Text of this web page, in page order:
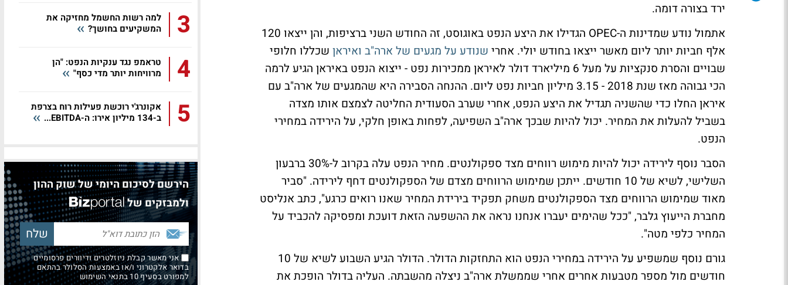
ירד בצורה דומה.
אתמול נודע שמדינות ה-OPEC הגדילו את היצע הנפט באוגוסט, זה החודש השני ברציפות, והן ייצאו 120
אלף חביות יותר ליום מאשר ייצאו בחודש יולי. אחרי שנודע על מגעים של ארה"ב ואיראן שכללו חלופי
שבויים והסרת סנקציות על מעל 6 מיליארד דולר לאיראן ממכירות נפט - ייצוא הנפט באיראן הגיע לרמה
הכי גבוהה מאז שנת 2018 - 3.15 מיליון חביות נפט ליום. ההנחה הסבירה היא שהמגעים של ארה"ב עם
איראן החלו כדי שהשניה תגדיל את היצע הנפט, אחרי שערב הסעודית החליטה לצמצם אותו מצדה
בשביל להעלות את המחיר. יכול להיות שבכך ארה"ב השפיעה, לפחות באופן חלקי, על הירידה במחירי
הנפט.
הסבר נוסף לירידה יכול להיות מימוש רווחים מצד ספקולנטים. מחיר הנפט עלה בקרוב ל-30% ברבעון
השלישי, לשיא של 10 חודשים. ייתכן שמימוש הרווחים מצדם של הספקולנטים דחף לירידה. "סביר
מאוד שמימוש הרווחים מצד הספקולנטים משחק תפקיד בירידת המחיר שאנו רואים כרגע", כתב אנליסט
מחברת הייעוץ גלבר, "ככל שהימים יעברו אנחנו נראה את ההשפעה הזאת דועכת ומפסיקה להכביד על
המחיר כלפי מטה".
גורם נוסף שמשפיע על הירידה במחירי הנפט הוא התחזקות הדולר. הדולר הגיע השבוע לשיא של 10
חודשים מול מספר מטבעות אחרים אחרי שממשלת ארה"ב ניצלה מהשבתה. העליה בדולר הופכת את
3
למה רשות החשמל מחזיקה את
המשקיעים בחושך?
4
טראמפ נגד ענקיות הנפט: "הן
מרוויחות יותר מדי כסף"
5
אקונרג'י רוכשת פעילות רוח בצרפת
ב-134 מיליון אירו: ה-EBITDA...
הירשם לסיכום היומי של שוק ההון
ולמבזקים של
אני מאשר קבלת ניוזלטרים ודיוורים פרסומיים
בדואר אלקטרוני ו/או באמצעות הסלולר בהתאם
למפורט בסעיף 10 בתנאי השימוש